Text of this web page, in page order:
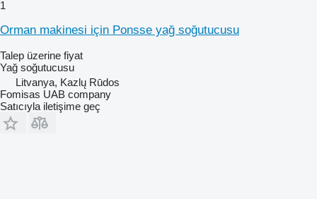
1
Orman makinesi için Ponsse yağ soğutucusu
Talep üzerine fiyat
Yağ soğutucusu
Litvanya, Kazlų Rūdos
Fomisas UAB company
Satıcıyla iletişime geç